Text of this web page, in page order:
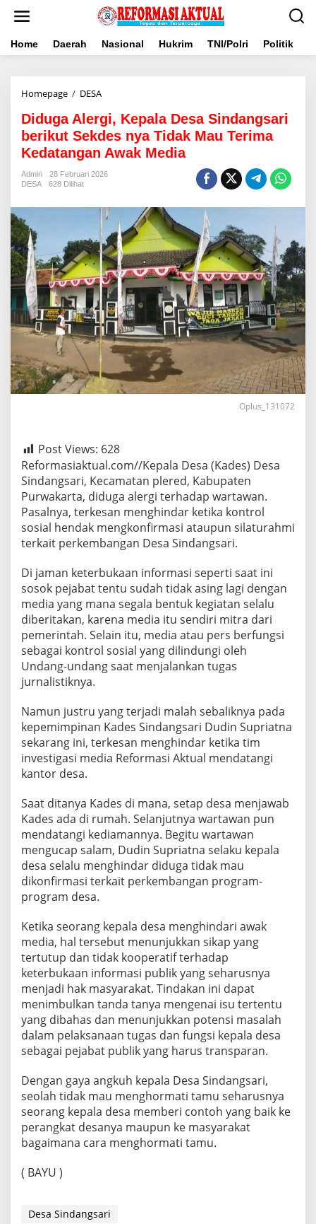
Home Daerah Nasional Hukrim TNI/Polri Politik
Homepage / DESADiduga
Kepala
Desa
Sindangsari
berikut
Sekdes
Mau
Terima
Kedatangan
Awak
Media
Diduga Alergi, Kepala Desa Sindangsari
berikut Sekdes nya Tidak Mau Terima
Kedatangan Awak Media
Admin
28 Februari 2026
DESA
628 Dilihat
Oplus_131072
Post Views: 628
Reformasiaktual.com//Kepala Desa (Kades) Desa
Sindangsari, Kecamatan plered, Kabupaten
Purwakarta, diduga alergi terhadap wartawan.
Pasalnya, terkesan menghindar ketika kontrol
sosial hendak mengkonfirmasi ataupun silaturahmi
terkait perkembangan Desa Sindangsari.
Di jaman keterbukaan informasi seperti saat ini
sosok pejabat tentu sudah tidak asing lagi dengan
media yang mana segala bentuk kegiatan selalu
diberitakan, karena media itu sendiri mitra dari
pemerintah. Selain itu, media atau pers berfungsi
sebagai kontrol sosial yang dilindungi oleh
Undang-undang saat menjalankan tugas
jurnalistiknya.
Namun justru yang terjadi malah sebaliknya pada
kepemimpinan Kades Sindangsari Dudin Supriatna
sekarang ini, terkesan menghindar ketika tim
investigasi media Reformasi Aktual mendatangi
kantor desa.
Saat ditanya Kades di mana, setap desa menjawab
Kades ada di rumah. Selanjutnya wartawan pun
mendatangi kediamannya. Begitu wartawan
mengucap salam, Dudin Supriatna selaku kepala
desa selalu menghindar diduga tidak mau
dikonfirmasi terkait perkembangan program-
program desa.
Ketika seorang kepala desa menghindari awak
media, hal tersebut menunjukkan sikap yang
tertutup dan tidak kooperatif terhadap
keterbukaan informasi publik yang seharusnya
menjadi hak masyarakat. Tindakan ini dapat
menimbulkan tanda tanya mengenai isu tertentu
yang dibahas dan menunjukkan potensi masalah
dalam pelaksanaan tugas dan fungsi kepala desa
sebagai pejabat publik yang harus transparan.
Dengan gaya angkuh kepala Desa Sindangsari,
seolah tidak mau menghormati tamu seharusnya
seorang kepala desa memberi contoh yang baik ke
perangkat desanya maupun ke masyarakat
bagaimana cara menghormati tamu.
( BAYU )
Desa Sindangsari